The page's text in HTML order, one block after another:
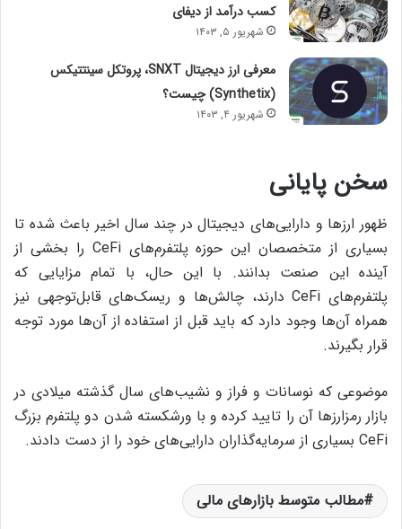
کسب درآمد از دیفای
شهریور ۵, ۱۴۰۳
معرفی ارز دیجیتال SNXT، پروتکل سینتتیکس
(Synthetix) چیست؟
شهریور ۴, ۱۴۰۳
سخن پایانی
ظهور ارزها و دارایی‌های دیجیتال در چند سال اخیر باعث شده تا
بسیاری از متخصصان این حوزه پلتفرم‌های CeFi را بخشی از
آینده این صنعت بدانند. با این حال، با تمام مزایایی که
پلتفرم‌های CeFi دارند، چالش‌ها و ریسک‌های قابل‌توجهی نیز
همراه آن‌ها وجود دارد که باید قبل از استفاده از آن‌ها مورد توجه
قرار بگیرند.
موضوعی که نوسانات و فراز و نشیب‌های سال گذشته میلادی در
بازار رمزارزها آن‌ را تایید کرده و با ورشکسته شدن دو پلتفرم بزرگ
CeFi بسیاری از سرمایه‌گذاران دارایی‌های خود را از دست دادند.
مطالب متوسط بازارهای مالی